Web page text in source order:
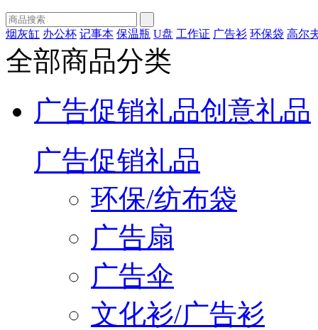
烟灰缸 办公杯 记事本 保温瓶 U盘 工作证 广告衫 环保袋 高尔
全部商品分类
广告促销礼品创意礼品
广告促销礼品
环保/纺布袋
广告扇
广告伞
文化衫/广告衫